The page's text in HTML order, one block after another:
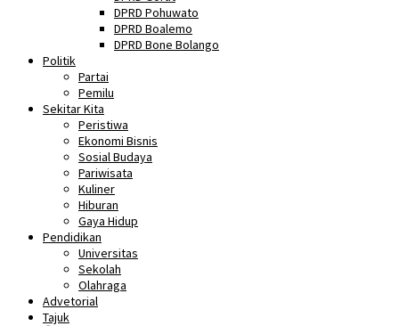
DPRD Pohuwato
DPRD Boalemo
DPRD Bone Bolango
Politik
Partai
Pemilu
Sekitar Kita
Peristiwa
Ekonomi Bisnis
Sosial Budaya
Pariwisata
Kuliner
Hiburan
Gaya Hidup
Pendidikan
Universitas
Sekolah
Olahraga
Advetorial
Tajuk